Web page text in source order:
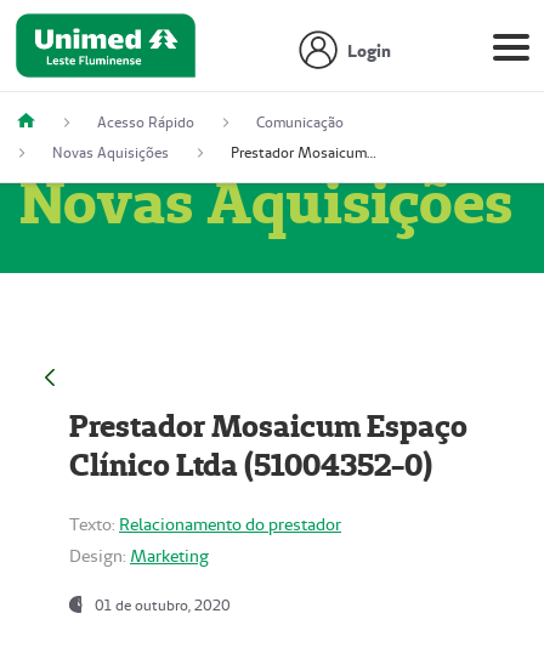
Login
Acesso Rápido
Comunicação
Novas Aquisições
Prestador Mosaicum Espaço Clínico Ltda (51004352-0)
Novas Aquisições
Prestador Mosaicum Espaço
Clínico Ltda (51004352-0)
Texto: Relacionamento do prestador
Design: Marketing
01 de outubro, 2020